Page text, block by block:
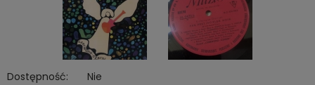
Dostępność: Nie